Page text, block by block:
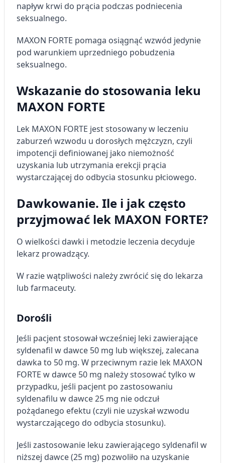
napływ krwi do prącia podczas podniecenia
seksualnego.
MAXON FORTE pomaga osiągnąć wzwód jedynie
pod warunkiem uprzedniego pobudzenia
seksualnego.
Wskazanie do stosowania leku
MAXON FORTE
Lek MAXON FORTE jest stosowany w leczeniu
zaburzeń wzwodu u dorosłych mężczyzn, czyli
impotencji definiowanej jako niemożność
uzyskania lub utrzymania erekcji prącia
wystarczającej do odbycia stosunku płciowego.
Dawkowanie. Ile i jak często
przyjmować lek MAXON FORTE?
O wielkości dawki i metodzie leczenia decyduje
lekarz prowadzący.
W razie wątpliwości należy zwrócić się do lekarza
lub farmaceuty.
Dorośli
Jeśli pacjent stosował wcześniej leki zawierające
syldenafil w dawce 50 mg lub większej, zalecana
dawka to 50 mg. W przeciwnym razie lek MAXON
FORTE w dawce 50 mg należy stosować tylko w
przypadku, jeśli pacjent po zastosowaniu
syldenafilu w dawce 25 mg nie odczuł
pożądanego efektu (czyli nie uzyskał wzwodu
wystarczającego do odbycia stosunku).
Jeśli zastosowanie leku zawierającego syldenafil w
niższej dawce (25 mg) pozwoliło na uzyskanie